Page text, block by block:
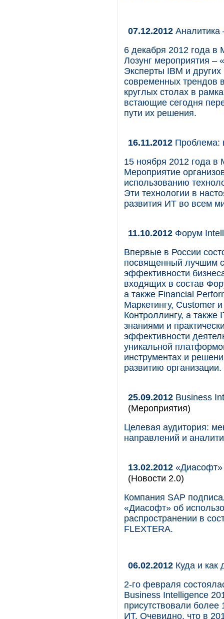
07.12.2012 Аналитика
6 декабря 2012 года
Лозунг мероприятия –
Эксперты IBM и
современных трендов
круглых столах в
встающие сегодня
пути их решения.
16.11.2012 Проблема:
15 ноября 2012 года в
Мероприятие
использованию
Эти технологии в
развития ИТ во всем
11.10.2012 Форум
Впервые в России
посвященный лучшим
эффективности
входящих в состав
а также Financial
Маркетингу, Customer
Контроллингу, а также
знаниями и
эффективности
уникальной
инструментах и
развитию организации.
25.09.2012 Business
(Мероприятия)
Целевая аудитория:
направлений и
13.02.2012 «Диасофт»
(Новости 2.0)
Компания SAP
«Диасофт» об
распространении в
FLEXTERA.
06.02.2012 Куда и как
2-го февраля
Business Intelligence
присутствовали более
ИТ. Очевидно, что в